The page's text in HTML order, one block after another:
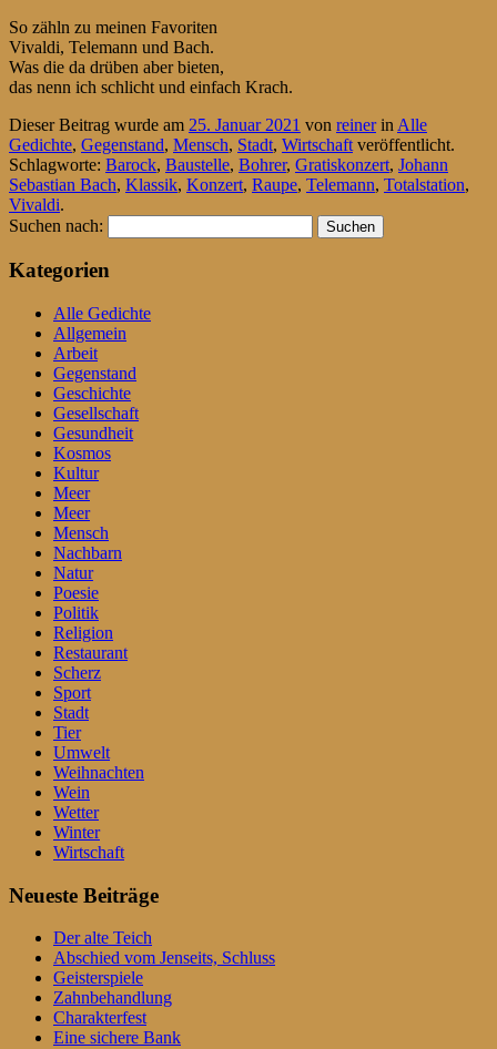
So zähln zu meinen Favoriten
Vivaldi, Telemann und Bach.
Was die da drüben aber bieten,
das nenn ich schlicht und einfach Krach.
Dieser Beitrag wurde am 25. Januar 2021 von reinerin Alle
Gedichte, Gegenstand, Mensch, Stadt, Wirtschaft veröffentlicht.
Schlagworte: Barock, Baustelle, Bohrer, Gratiskonzert, Johann
Sebastian Bach, Klassik, Konzert, Raupe, Telemann, Totalstation,
Vivaldi.
Suchen nach:
Kategorien
Alle Gedichte
Allgemein
Arbeit
Gegenstand
Geschichte
Gesellschaft
Gesundheit
Kosmos
Kultur
Meer
Meer
Mensch
Nachbarn
Natur
Poesie
Politik
Religion
Restaurant
Scherz
Sport
Stadt
Tier
Umwelt
Weihnachten
Wein
Wetter
Winter
Wirtschaft
Neueste Beiträge
Der alte Teich
Abschied vom Jenseits, Schluss
Geisterspiele
Zahnbehandlung
Charakterfest
Eine sichere Bank